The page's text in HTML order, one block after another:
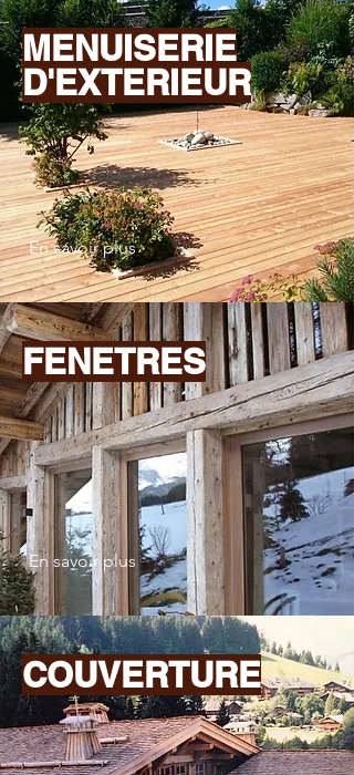
MENUISERIE
D'EXTERIEUR
En savoir plus
FENETRES
En savoir plus
COUVERTURE